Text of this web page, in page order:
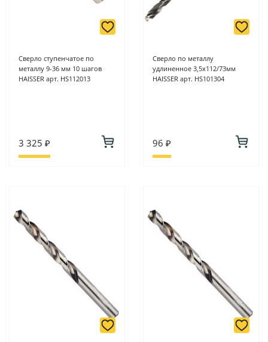
Сверло ступенчатое по
металлу 9-36 мм 10 шагов
HAISSER арт. HS112013
3 325 ₽
Сверло по металлу
удлиненное 3,5х112/73мм
HAISSER арт. HS101304
96 ₽